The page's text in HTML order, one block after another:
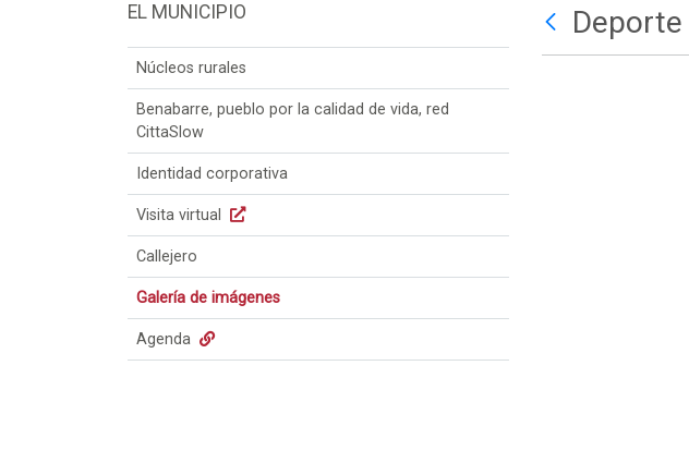
EL MUNICIPIO
Núcleos rurales
Benabarre, pueblo por la calidad de vida, red
CittaSlow
Identidad corporativa
Visita virtual
Callejero
Galería de imágenes
Agenda
Deporte